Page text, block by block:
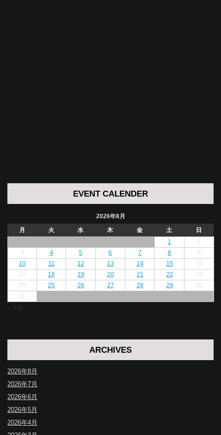
EVENT CALENDER
2026年8月
月
火 水 木 金 土
日
1
2
3
4 5 6 7 8
9
10
11 12 13 14 15
16
17
18 19 20 21 22
23
24
25 26 27 28 29
30
31
« 7月
ARCHIVES
2026年8月
2026年7月
2026年6月
2026年5月
2026年4月